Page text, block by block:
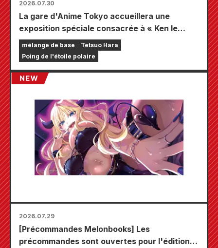
2026.07.30
La gare d'Anime Tokyo accueillera une
exposition spéciale consacrée à « Ken le
Survivant » !!
mélange de base
Tetsuo Hara
Poing de l'étoile polaire
2026.07.29
[Précommandes Melonbooks] Les
précommandes sont ouvertes pour l'édition